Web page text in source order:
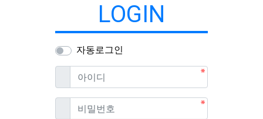
LOGIN
자동로그인
아이디필수
비밀번호필수